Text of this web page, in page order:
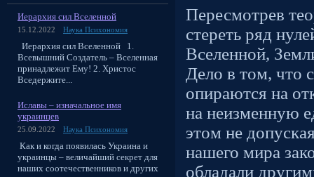
Иерархия сил Вселенной
15.12.2022 Наука Психономия
Иерархия сил Вселенной 1.
Всевышний Создатель – Вселенная
принадлежит Ему! 2. Христос
Вседержите...
Иславы – изначальное имя
украинцев
25.09.2022 Наука Психономия
Как и когда появилась Украина и
украинцы – величайший секрет для
наших соотечественников и других
Пересмотрев
стереть ряд
Вселенной,
Дело в том, что
опираются на
на неизменную
этом не
нашего мира
обладали